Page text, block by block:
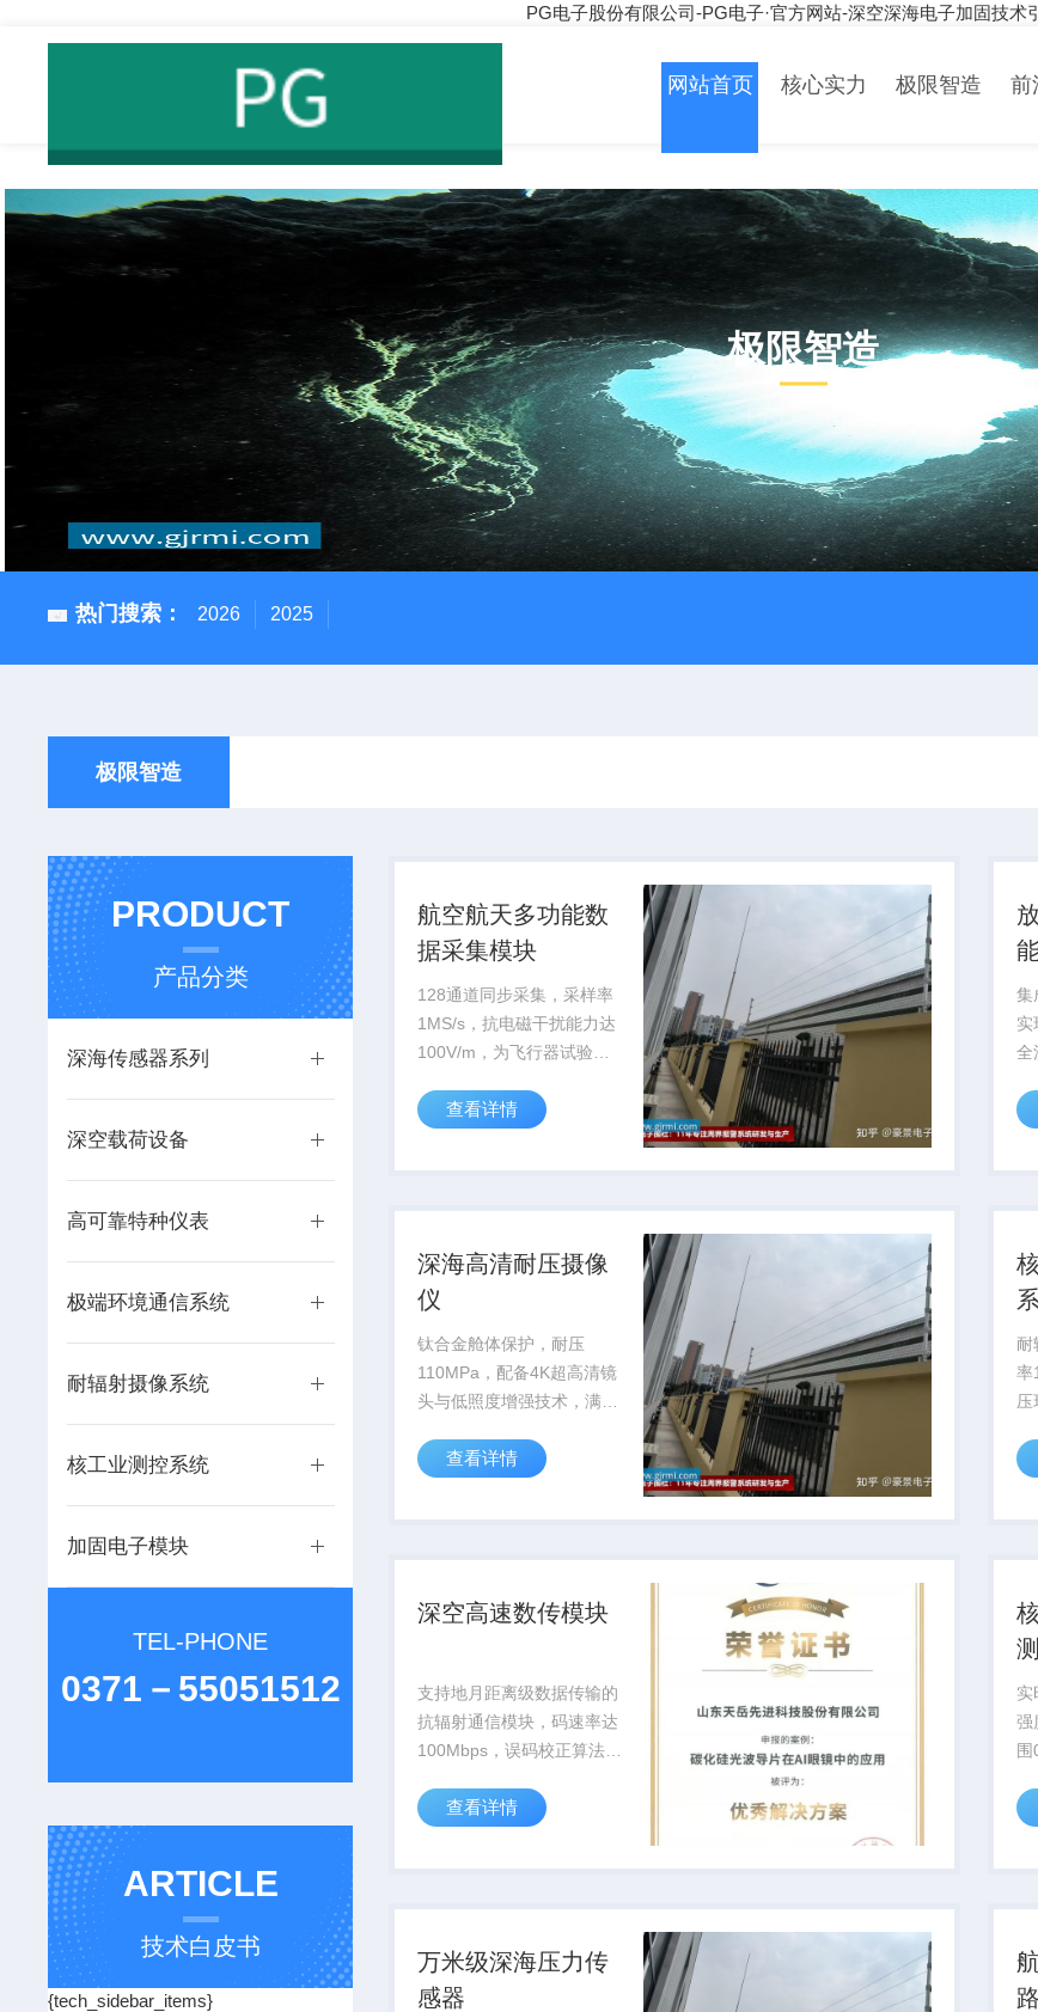
PG电子股份有限公司-PG电子·官方网站-深空深海电子加固技术
网站首页 核心实力 极限智造 前
极限智造
PRODUCT
热门搜索： 2026 2025
极限智造
PRODUCT
产品分类
深海传感器系列
深空载荷设备
高可靠特种仪表
极端环境通信系统
耐辐射摄像系统
核工业测控系统
加固电子模块
TEL-PHONE
0371－55051512
ARTICLE
技术白皮书
{tech_sidebar_items}
航空航天多功能数
据采集模块
128通道同步采集，采样率
1MS/s，抗电磁干扰能力达
100V/m，为飞行器试验提
查看详情
集
实
全
暴
深海高清耐压摄像
仪
钛合金舱体保护，耐压
110MPa，配备4K超高清镜
头与低照度增强技术，满足
视化需求。
查看详情
耐
率
压
测
深空高速数传模块
支持地月距离级数据传输的
抗辐射通信模块，码速率达
100Mbps，误码校正算法提
探测提供关键通信...
查看详情
实
强
围
用
万米级深海压力传
感器
路